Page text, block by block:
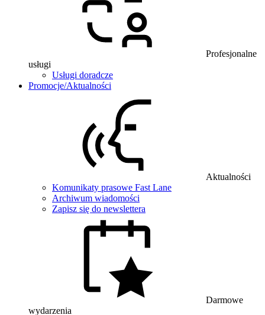
Profesjonalne
usługi
Usługi doradcze
Promocje/Aktualności
Aktualności
Komunikaty prasowe Fast Lane
Archiwum wiadomości
Zapisz się do newslettera
Darmowe
wydarzenia